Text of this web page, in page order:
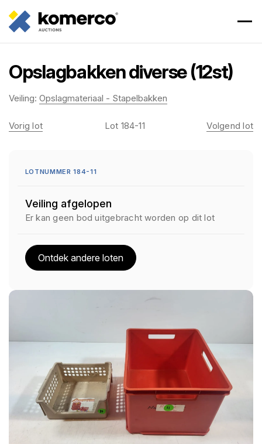
Opslagbakken diverse (12st)
Veiling: Opslagmateriaal - Stapelbakken
Vorig lot Lot 184-11 Volgend lot
LOTNUMMER 184-11
Veiling afgelopen
Er kan geen bod uitgebracht worden op dit lot
Ontdek andere loten